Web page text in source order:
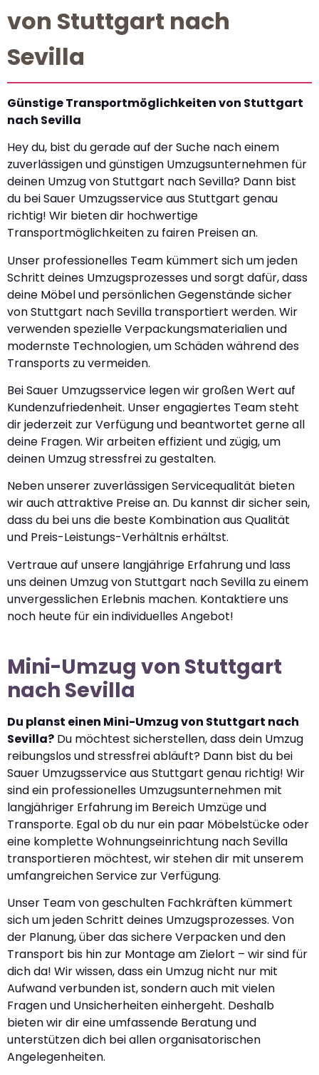
von Stuttgart nach
Sevilla
Günstige Transportmöglichkeiten von Stuttgart
nach Sevilla
Hey du, bist du gerade auf der Suche nach einem
zuverlässigen und günstigen Umzugsunternehmen für
deinen Umzug von Stuttgart nach Sevilla? Dann bist
du bei Sauer Umzugsservice aus Stuttgart genau
richtig! Wir bieten dir hochwertige
Transportmöglichkeiten zu fairen Preisen an.
Unser professionelles Team kümmert sich um jeden
Schritt deines Umzugsprozesses und sorgt dafür, dass
deine Möbel und persönlichen Gegenstände sicher
von Stuttgart nach Sevilla transportiert werden. Wir
verwenden spezielle Verpackungsmaterialien und
modernste Technologien, um Schäden während des
Transports zu vermeiden.
Bei Sauer Umzugsservice legen wir großen Wert auf
Kundenzufriedenheit. Unser engagiertes Team steht
dir jederzeit zur Verfügung und beantwortet gerne all
deine Fragen. Wir arbeiten effizient und zügig, um
deinen Umzug stressfrei zu gestalten.
Neben unserer zuverlässigen Servicequalität bieten
wir auch attraktive Preise an. Du kannst dir sicher sein,
dass du bei uns die beste Kombination aus Qualität
und Preis-Leistungs-Verhältnis erhältst.
Vertraue auf unsere langjährige Erfahrung und lass
uns deinen Umzug von Stuttgart nach Sevilla zu einem
unvergesslichen Erlebnis machen. Kontaktiere uns
noch heute für ein individuelles Angebot!
Mini-Umzug von Stuttgart
nach Sevilla
Du planst einen Mini-Umzug von Stuttgart nach
Sevilla? Du möchtest sicherstellen, dass dein Umzug
reibungslos und stressfrei abläuft? Dann bist du bei
Sauer Umzugsservice aus Stuttgart genau richtig! Wir
sind ein professionelles Umzugsunternehmen mit
langjähriger Erfahrung im Bereich Umzüge und
Transporte. Egal ob du nur ein paar Möbelstücke oder
eine komplette Wohnungseinrichtung nach Sevilla
transportieren möchtest, wir stehen dir mit unserem
umfangreichen Service zur Verfügung.
Unser Team von geschulten Fachkräften kümmert
sich um jeden Schritt deines Umzugsprozesses. Von
der Planung, über das sichere Verpacken und den
Transport bis hin zur Montage am Zielort – wir sind für
dich da! Wir wissen, dass ein Umzug nicht nur mit
Aufwand verbunden ist, sondern auch mit vielen
Fragen und Unsicherheiten einhergeht. Deshalb
bieten wir dir eine umfassende Beratung und
unterstützen dich bei allen organisatorischen
Angelegenheiten.